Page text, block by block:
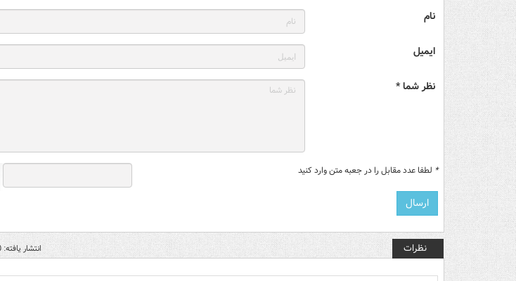
نام
ایمیل
نظر شما *
* لطفا عدد مقابل را در جعبه متن وارد کنید
نظرات انتشار یافته: 10